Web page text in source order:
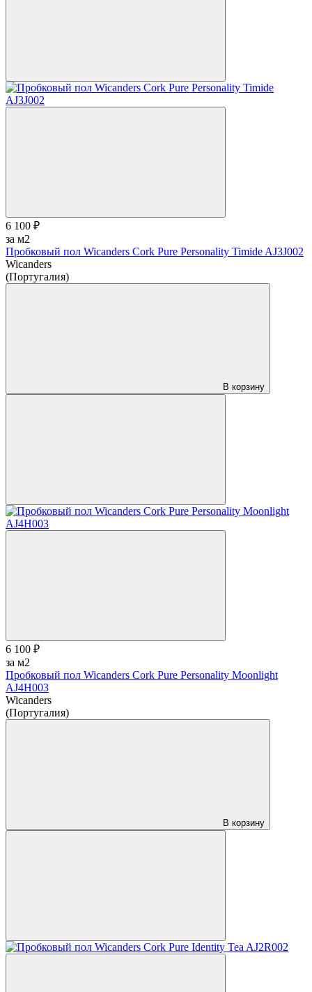
6 100 ₽
за м2
Пробковый пол Wicanders Cork Pure Personality Timide AJ3J002
Wicanders
(Португалия)
В корзину
6 100 ₽
за м2
Пробковый пол Wicanders Cork Pure Personality Moonlight
AJ4H003
Wicanders
(Португалия)
В корзину